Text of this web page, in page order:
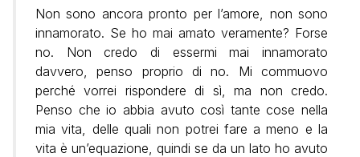
Non sono ancora pronto per l’amore, non sono
innamorato. Se ho mai amato veramente? Forse
no. Non credo di essermi mai innamorato
davvero, penso proprio di no. Mi commuovo
perché vorrei rispondere di sì, ma non credo.
Penso che io abbia avuto così tante cose nella
mia vita, delle quali non potrei fare a meno e la
vita è un’equazione, quindi se da un lato ho avuto